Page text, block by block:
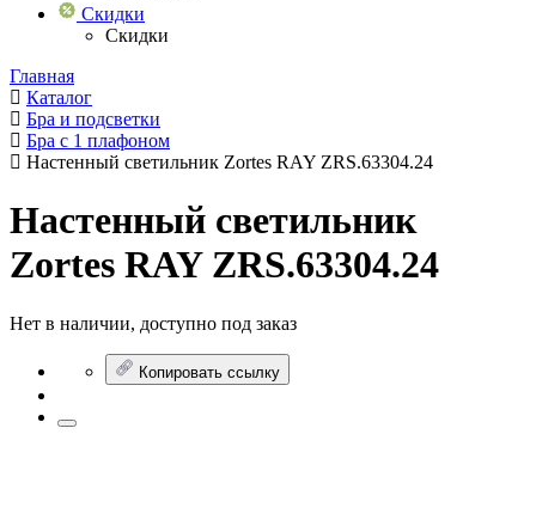
Скидки
Скидки
Главная
Каталог
Бра и подсветки
Бра с 1 плафоном
Настенный светильник Zortes RAY ZRS.63304.24
Настенный светильник
Zortes RAY ZRS.63304.24
Нет в наличии, доступно под заказ
Копировать ссылку